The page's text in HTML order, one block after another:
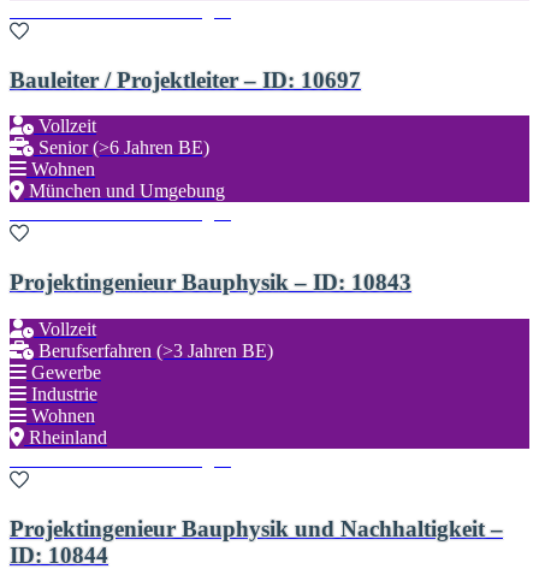
Bauleiter / Projektleiter – ID: 10697
Vollzeit
Senior (>6 Jahren BE)
Wohnen
München und Umgebung
Projektingenieur Bauphysik – ID: 10843
Vollzeit
Berufserfahren (>3 Jahren BE)
Gewerbe
Industrie
Wohnen
Rheinland
Projektingenieur Bauphysik und Nachhaltigkeit –
ID: 10844